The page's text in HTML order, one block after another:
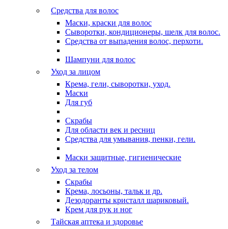
Средства для волос
Маски, краски для волос
Сыворотки, кондиционеры, шелк для волос.
Средства от выпадения волос, перхоти.
Шампуни для волос
Уход за лицом
Крема, гели, сыворотки, уход.
Маски
Для губ
Скрабы
Для области век и ресниц
Средства для умывания, пенки, гели.
Маски защитные, гигиенические
Уход за телом
Скрабы
Крема, лосьоны, тальк и др.
Дезодоранты кристалл шариковый.
Крем для рук и ног
Тайская аптека и здоровье